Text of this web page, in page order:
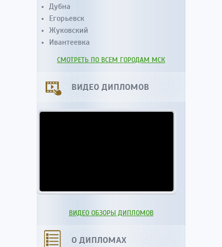
Дубна
Егорьевск
Жуковский
Ивантеевка
СМОТРЕТЬ ПО ВСЕМ ГОРОДАМ МСК
ВИДЕО ДИПЛОМОВ
ВИДЕО ОБЗОРЫ ДИПЛОМОВ
О ДИПЛОМАХ